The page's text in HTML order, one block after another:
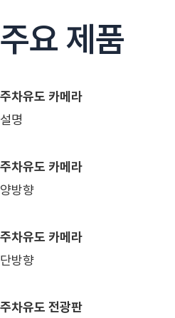
주요 제품
주차유도 카메라
설명
주차유도 카메라
양방향
주차유도 카메라
단방향
주차유도 전광판